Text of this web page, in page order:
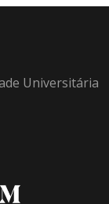
Universitária